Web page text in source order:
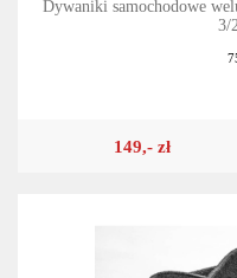
Dywaniki samochodowe
3/
149,- zł